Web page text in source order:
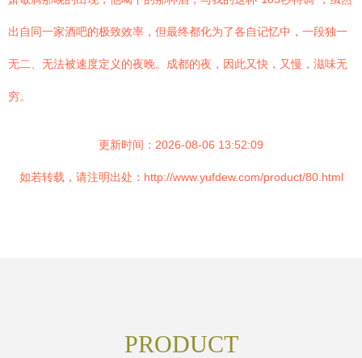
出自同一家酒吧的极致效率，但最终都化为了各自记忆中，一段独一
无二、无法被速度定义的夜晚。成都的夜，因此又快，又慢，滋味无
穷。
更新时间：2026-08-06 13:52:09
如若转载，请注明出处：http://www.yufdew.com/product/80.html
PRODUCT